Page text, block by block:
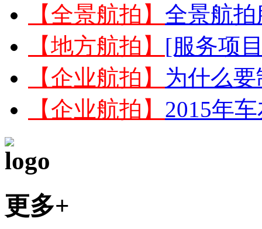
【全景航拍】 全景航
【地方航拍】 [服务项
【企业航拍】 为什么
【企业航拍】 2015年
更多+